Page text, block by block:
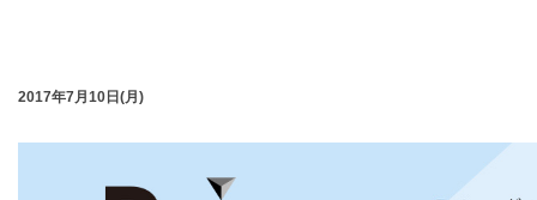
2017年7月10日(月)